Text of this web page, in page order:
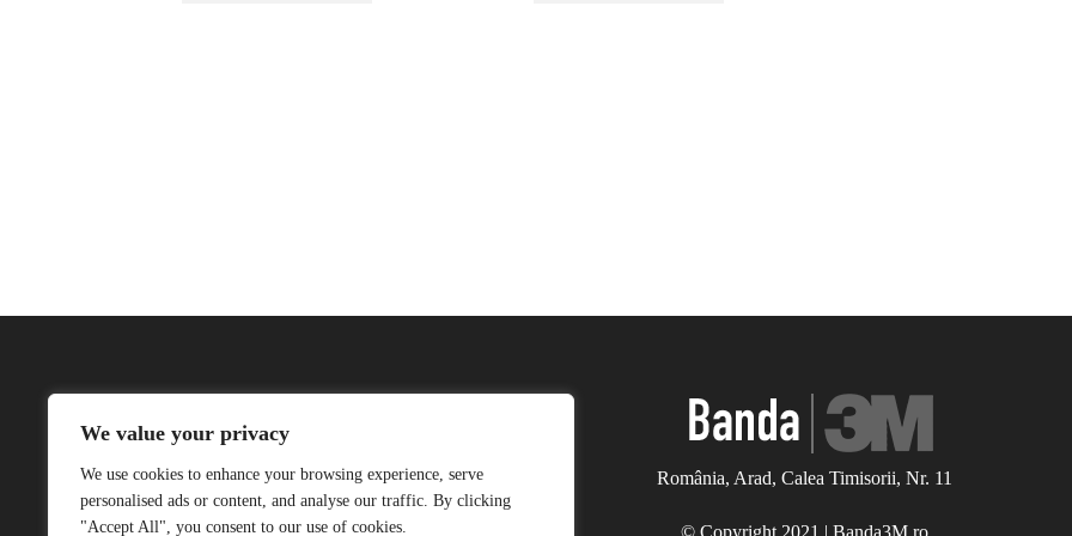
We value your privacy
We use cookies to enhance your browsing experience, serve
personalised ads or content, and analyse our traffic. By clicking
"Accept All", you consent to our use of cookies.
România, Arad, Calea Timisorii, Nr. 11
© Copyright 2021 | Banda3M.ro